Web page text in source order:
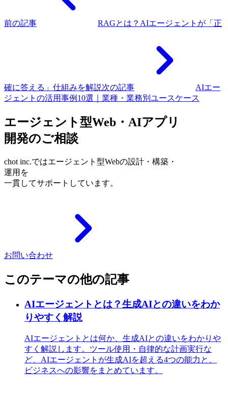
前の記事 RAGとは？AIエージェントが「正
確に答える」仕組みを解説次の記事
AIエー
ジェントの活用事例10選｜業種・業務別ユースケース
エージェント型Web・AIアプリ
開発のご相談
chot inc.ではエージェント型Webの設計・構築・
運用を
一貫してサポートしています。
お問い合わせ
このテーマの他の記事
AIエージェントとは？生成AIとの違いをわか
りやすく解説
AIエージェントとは何か、生成AIとの違いをわかりや
すく解説します。ツール使用・自律的な計画実行な
ど、AIエージェントが生成AIを超える4つの能力と、
ビジネスへの影響をまとめています。